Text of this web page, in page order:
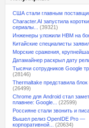
США стали главным
Character.AI запустила
сериалы...
(39321)
Инженеры уложили HBM на
Китайские специалисты
Морские сражения,
Датамайнер раскрыл дату
Тысячи сотрудников Google
(28146)
Thermaltake представила блок
(26499)
Chrome для Android стал
плавнее: Google...
(22599)
Россияне стали звонить и
Вышел релиз OpenIDE Pro —
корпоративной...
(20634)